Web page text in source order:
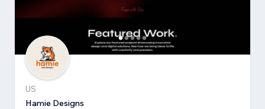
US
Hamie Designs